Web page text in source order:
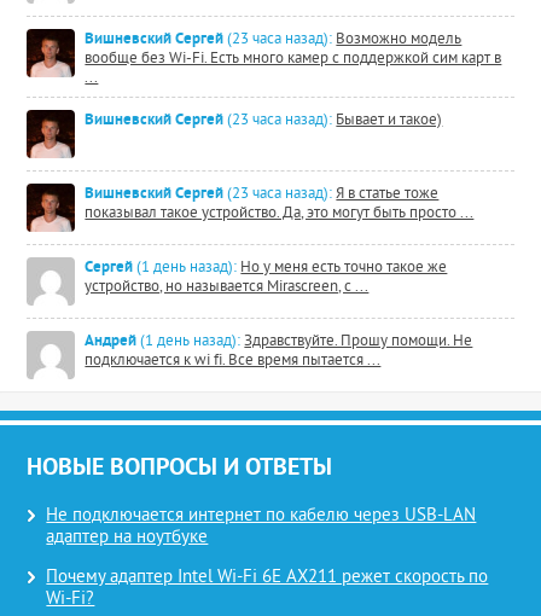
Вишневский Сергей (23 часа назад): Возможно модель
вообще без Wi-Fi. Есть много камер с поддержкой сим карт в
...
Вишневский Сергей (23 часа назад): Бывает и такое)
Вишневский Сергей (23 часа назад): Я в статье тоже
показывал такое устройство. Да, это могут быть просто ...
Сергей (1 день назад): Но у меня есть точно такое же
устройство, но называется Mirascreen, с ...
Андрей (1 день назад): Здравствуйте. Прошу помощи. Не
подключается к wi fi. Все время пытается ...
НОВЫЕ ВОПРОСЫ И ОТВЕТЫ
Не подключается интернет по кабелю через USB-LAN
адаптер на ноутбуке
Почему адаптер Intel Wi-Fi 6E AX211 режет скорость по
Wi-Fi?